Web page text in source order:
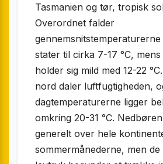
Tasmanien og tør, tropisk
Overordnet falder
gennemsnitstemperaturerne
stater til cirka 7-17 °C,
holder sig mild med 12-22
nord daler luftfugtigheden,
dagtemperaturerne ligger
omkring 20-31 °C.
generelt over hele
sommermånederne, men